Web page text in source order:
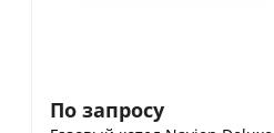
По запросу